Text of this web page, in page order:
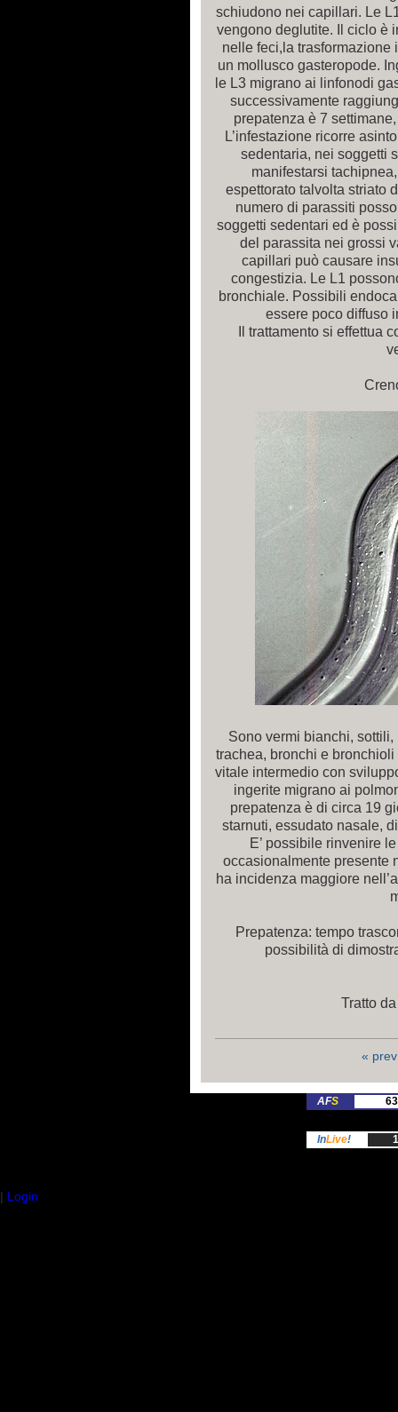
schiudono nei capillari. Le
vengono deglutite. Il ciclo è
nelle feci,la trasformazione
un mollusco gasteropode.
le L3 migrano ai linfonodi
successivamente
prepatenza è 7
L’infestazione ricorre
sedentaria, nei soggetti
manifestarsi
espettorato talvolta striato
numero di parassiti
soggetti sedentari ed è
del parassita nei grossi
capillari può causare
congestizia. Le L1
bronchiale. Possibili
essere poco diffuso
Il trattamento si effettua
Sono vermi bianchi,
trachea, bronchi e
vitale intermedio con
ingerite migrano ai
prepatenza è di circa 19
starnuti, essudato nasale,
E’ possibile rinvenire
occasionalmente presente
ha incidenza maggiore
Prepatenza: tempo
possibilità di
Tratto
« prev
AFS
InLive!
| Login